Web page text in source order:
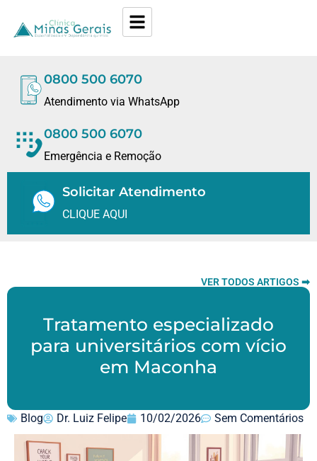
0800 500 6070
Atendimento via WhatsApp
0800 500 6070
Emergência e Remoção
Solicitar Atendimento
CLIQUE AQUI
VER TODOS ARTIGOS ➡
Tratamento especializado
para universitários com vício
em Maconha
Blog Dr. Luiz Felipe 10/02/2026 Sem Comentários